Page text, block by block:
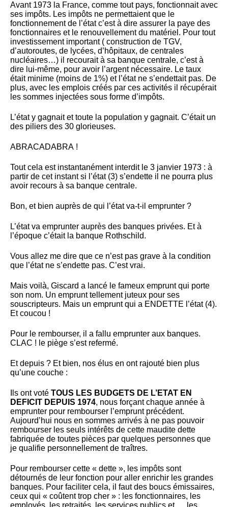
Avant 1973 la France, comme tout pays, fonctionnait avec
ses impôts. Les impôts ne permettaient que le
fonctionnement de l’état c’est à dire assurer la paye des
fonctionnaires et le renouvellement du matériel. Pour tout
investissement important ( construction de TGV,
d’autoroutes, de lycées, d’hôpitaux, de centrales
nucléaires…) il recourait à sa banque centrale, c’est à
dire lui-même, pour avoir l’argent nécessaire. Le taux
était minime (moins de 1%) et l’état ne s’endettait pas. De
plus, avec les emplois créés par ces activités il récupérait
les sommes injectées sous forme d’impôts.
L’état y gagnait et toute la population y gagnait. C’était un
des piliers des 30 glorieuses.
ABRACADABRA !
Tout cela est instantanément interdit le 3 janvier 1973 : à
partir de cet instant si l’état (3) s’endette il ne pourra plus
avoir recours à sa banque centrale.
Bon, et bien auprès de qui l’état va-t-il emprunter ?
L’état va emprunter auprès des banques privées. Et à
l’époque c’était la banque Rothschild.
Vous allez me dire que ce n’est pas grave à la condition
que l’état ne s’endette pas. C’est vrai.
Mais voilà, Giscard a lancé le fameux emprunt qui porte
son nom. Un emprunt tellement juteux pour ses
souscripteurs. Mais un emprunt qui a ENDETTE l’état (4).
Et coucou !
Pour le rembourser, il a fallu emprunter aux banques.
CLAC ! le piège s’est refermé.
Et depuis ? Et bien, nos élus en ont rajouté bien plus
qu’une couche :
Ils ont voté TOUS LES BUDGETS DE L’ETAT EN
DEFICIT DEPUIS 1974, nous forçant chaque année à
emprunter pour rembourser l’emprunt précédent.
Aujourd’hui nous en sommes arrivés à ne pas pouvoir
rembourser les seuls intérêts de cette maudite dette
fabriquée de toutes pièces par quelques personnes que
je qualifie personnellement de traîtres.
Pour rembourser cette « dette », les impôts sont
détournés de leur fonction pour aller enrichir les grandes
banques. Pour faciliter cela, il faut des boucs émissaires,
ceux qui « coûtent trop cher » : les fonctionnaires, les
employés, les retraités, les services publics et … les